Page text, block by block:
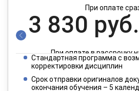
При оплате
3 830 руб.
При оплате в рассрочку
1 915
Стандартная программа с
корректировки дисциплин
Срок отправки оригиналов
окончания обучения – 5